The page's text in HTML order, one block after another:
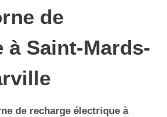
de
à Saint-Mards-
de recharge électrique à